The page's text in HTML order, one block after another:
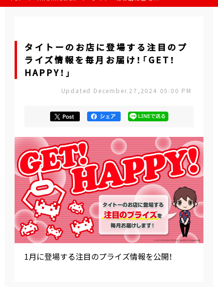
タイトーのお店に登場する注目のプ
ライズ情報を毎月お届け！「GET！
HAPPY！」
Updated December.27,2024 05:00 PM
1月に登場する注目のプライズ情報を公開！